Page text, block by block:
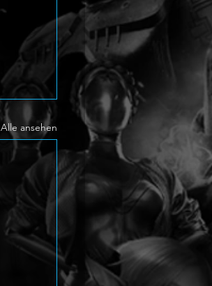
Alle ansehen